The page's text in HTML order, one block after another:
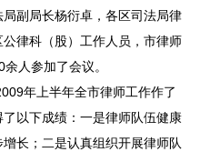
副局长杨衍卓，各区司法局律
律科（股）工作人员，市律师
人参加了会议。
年上半年全市律师工作作了
以下成绩：一是律师队伍健康
长；二是认真组织开展律师队